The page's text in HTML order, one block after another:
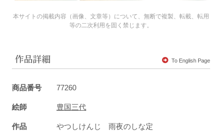
本サイトの掲載内容（画像、文章等）について、無断で複製、転載、転用
等の二次利用を固く禁じます。
作品詳細 To English Page
商品番号 77260
絵師 豊国三代
作品 やつしけんじ 雨夜のしな定